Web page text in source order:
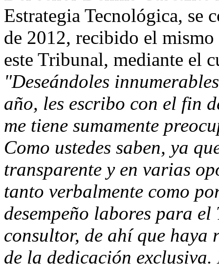
Estrategia Tecnológica, se
de 2012, recibido el mismo
este Tribunal, mediante el
"Deseándoles
año, les escribo con el fin
me tiene sumamente
Como ustedes saben, ya
transparente y en varias
tanto verbalmente como
desempeño labores para
consultor, de ahí que haya
de la dedicación